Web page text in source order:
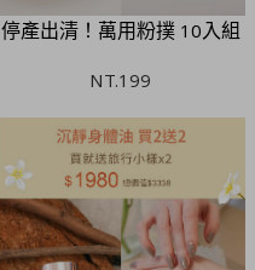
停產出清！萬用粉撲 10入組
NT.199